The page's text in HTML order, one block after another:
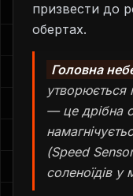
призвести до
обертах.
Головна
утворюється
— це дрібна
(Speed
соленоїдів у